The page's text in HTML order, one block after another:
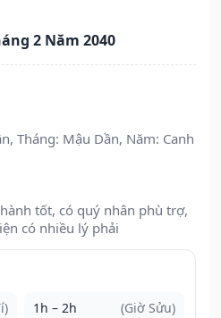
2 Năm 2040
Tháng: Mậu Dần, Năm: Canh
tốt, có quý nhân phù trợ,
có nhiều lý phải
1h – 2h (Giờ Sửu)